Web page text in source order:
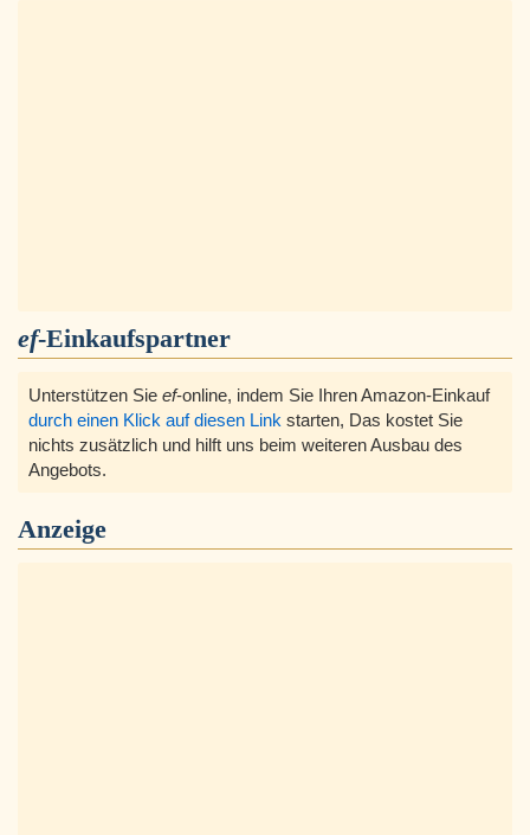
ef-Einkaufspartner
Unterstützen Sie ef-online, indem Sie Ihren Amazon-Einkauf
durch einen Klick auf diesen Link starten, Das kostet Sie
nichts zusätzlich und hilft uns beim weiteren Ausbau des
Angebots.
Anzeige